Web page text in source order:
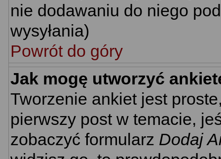
nie dodawaniu do niego
wysyłania)
Powrót do góry
Jak mogę utworzyć
Tworzenie ankiet jest
pierwszy post w temacie,
zobaczyć formularz Dodaj